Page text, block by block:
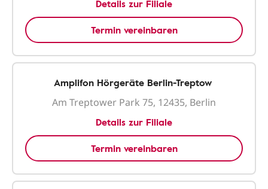
Details zur Filiale
Termin vereinbaren
Amplifon Hörgeräte Berlin-Treptow
Am Treptower Park 75, 12435, Berlin
Details zur Filiale
Termin vereinbaren